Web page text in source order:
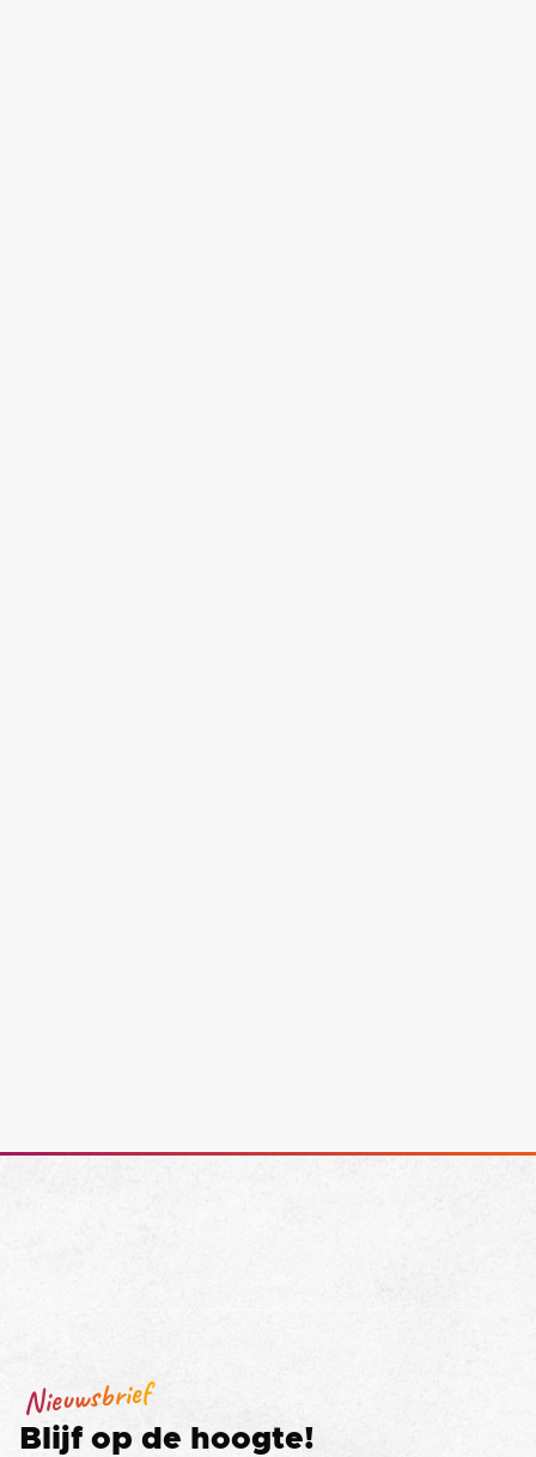
Nieuwsbrief
Blijf op de hoogte!